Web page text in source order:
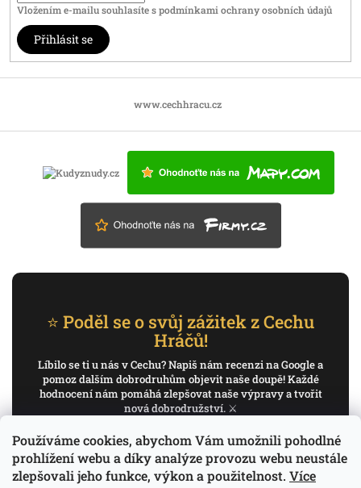
Používáme cookies, abychom Vám umožnili pohodlné
prohlížení webu a díky analýze provozu webu neustále
zlepšovali jeho funkce, výkon a použitelnost. Více
Vložením e-mailu souhlasíte spodmínkami ochrany osobních údajů
Přihlásit se
www.cechhracu.cz
⭐ Poděl se o svůj zážitek z Cechu
Hráčů!
Líbilo se ti u nás v Cechu? Napiš nám recenzi na Google a
pomoz dalším dobrodruhům objevit naše doupě! Každé
hodnocení nám pomáhá zlepšovat naše výpravy a tvořit
nová dobrodružství. ⚔️
✍️ Napiš recenzi na Google